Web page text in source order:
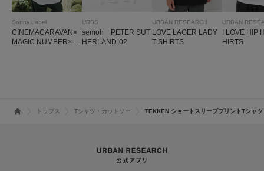
Sonny Label
CINEMACARAVAN×
MAGIC NUMBER×S
URBS
semoh PETER SUT
HERLAND-02
URBAN RESEARCH
LOVE LAGER LADY
T-SHIRTS
URBAN
I LOVE HIP
HIRTS
トップス Tシャツ・カットソー TEKKEN ショートスリーブプリントTシャツ